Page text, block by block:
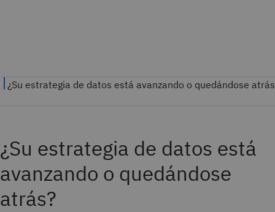
¿Su estrategia de datos está
avanzando o quedándose
atrás?